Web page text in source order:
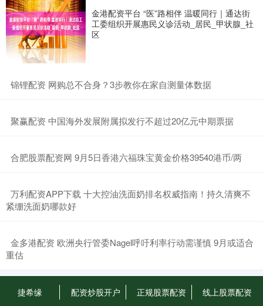
金港配资平台 “医”路相伴 温暖同行｜通达街
工委组织开展惠民义诊活动_居民_甲状腺_社
区
​锦锂配资 网购总不合身？3步教你在家自测量体数据
​聚赢配资 中国海外发展附属拟发行不超过20亿元中期票据
​合肥股票配资网 9月5日香港六福珠宝黄金价格39540港币/两
​万利配资APP下载 十大控油洗面奶排名权威指南！持久清爽不
紧绷洗面奶哪款好
​金多港配资 欧洲央行管委Nagel呼吁利率行动需谨慎 9月或适合
重估
捷希缘 配资炒股开户 正规股票配资 线上股票配资